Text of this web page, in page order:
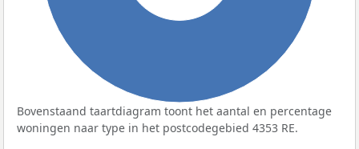
Bovenstaand taartdiagram toont het aantal en percentage
woningen naar type in het postcodegebied 4353 RE.